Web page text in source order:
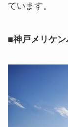
ています。
■神戸メリケ